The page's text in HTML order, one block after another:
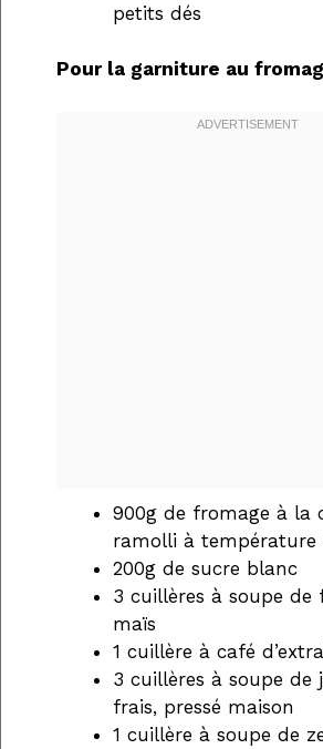
petits dés
Pour la garniture au
900g de fromage à la
ramolli à température
200g de sucre blanc
3 cuillères à soupe de
maïs
1 cuillère à café
3 cuillères à soupe de
frais, pressé maison
1 cuillère à soupe de